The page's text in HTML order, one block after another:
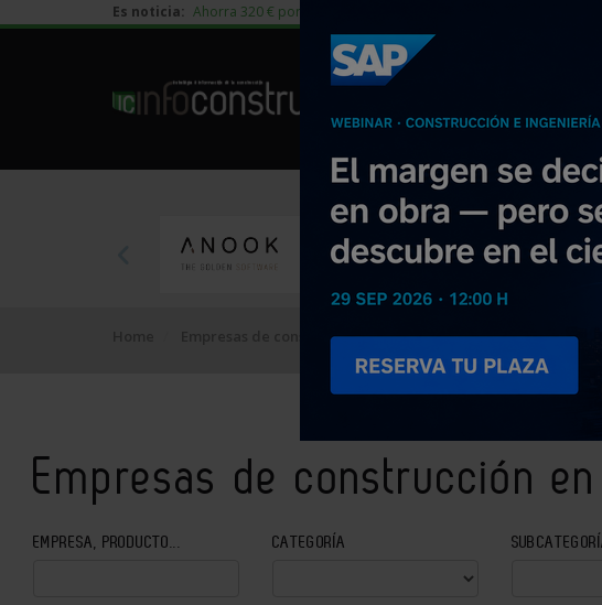
Es noticia: Ahorra 320 € por vivienda en edificación residencial
Empresas de construcción Cantabria
Empresas de construcción
EMPRESA, PRODUCTO... CATEGORÍA